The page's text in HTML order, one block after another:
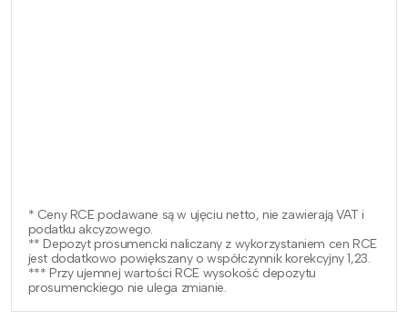
* Ceny RCE podawane są w ujęciu netto, nie zawierają VAT i
podatku akcyzowego.
** Depozyt prosumencki naliczany z wykorzystaniem cen RCE
jest dodatkowo powiększany o współczynnik korekcyjny 1,23.
*** Przy ujemnej wartości RCE wysokość depozytu
prosumenckiego nie ulega zmianie.